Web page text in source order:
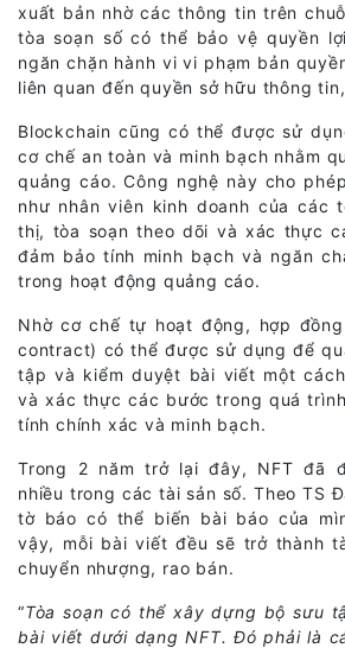
xuất bản nhờ các thông tin trên
tòa soạn số có thể bảo vệ quyền
ngăn chặn hành vi vi phạm bản
liên quan đến quyền sở hữu thông
Blockchain cũng có thể được sử
cơ chế an toàn và minh bạch nhằm
quảng cáo. Công nghệ này cho
như nhân viên kinh doanh của các
thị, tòa soạn theo dõi và xác thực
đảm bảo tính minh bạch và ngăn
trong hoạt động quảng cáo.
Nhờ cơ chế tự hoạt động, hợp
contract) có thể được sử dụng để
tập và kiểm duyệt bài viết một
và xác thực các bước trong quá
tính chính xác và minh bạch.
Trong 2 năm trở lại đây, NFT đã
nhiều trong các tài sản số. Theo TS
tờ báo có thể biến bài báo của
vậy, mỗi bài viết đều sẽ trở thành
chuyển nhượng, rao bán.
“Tòa soạn có thể xây dựng bộ sưu
bài viết dưới dạng NFT. Đó phải là